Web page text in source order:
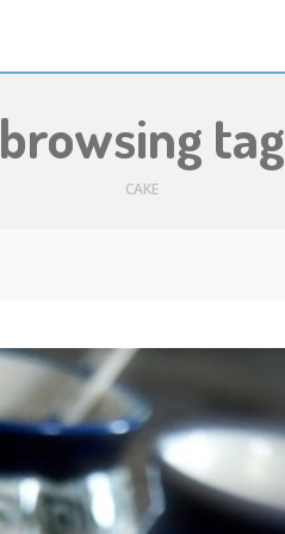
browsing tag
CAKE